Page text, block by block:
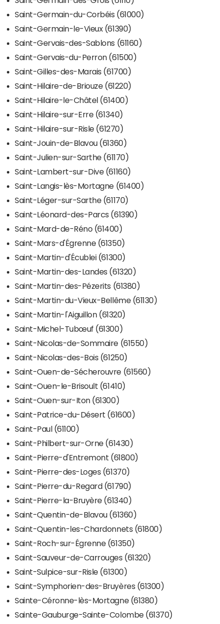
Saint-Germain-du-Corbéis (61000)
Saint-Germain-le-Vieux (61390)
Saint-Gervais-des-Sablons (61160)
Saint-Gervais-du-Perron (61500)
Saint-Gilles-des-Marais (61700)
Saint-Hilaire-de-Briouze (61220)
Saint-Hilaire-le-Châtel (61400)
Saint-Hilaire-sur-Erre (61340)
Saint-Hilaire-sur-Risle (61270)
Saint-Jouin-de-Blavou (61360)
Saint-Julien-sur-Sarthe (61170)
Saint-Lambert-sur-Dive (61160)
Saint-Langis-lès-Mortagne (61400)
Saint-Léger-sur-Sarthe (61170)
Saint-Léonard-des-Parcs (61390)
Saint-Mard-de-Réno (61400)
Saint-Mars-d'Égrenne (61350)
Saint-Martin-d'Écublei (61300)
Saint-Martin-des-Landes (61320)
Saint-Martin-des-Pézerits (61380)
Saint-Martin-du-Vieux-Bellême (61130)
Saint-Martin-l'Aiguillon (61320)
Saint-Michel-Tubœuf (61300)
Saint-Nicolas-de-Sommaire (61550)
Saint-Nicolas-des-Bois (61250)
Saint-Ouen-de-Sécherouvre (61560)
Saint-Ouen-le-Brisoult (61410)
Saint-Ouen-sur-Iton (61300)
Saint-Patrice-du-Désert (61600)
Saint-Paul (61100)
Saint-Philbert-sur-Orne (61430)
Saint-Pierre-d'Entremont (61800)
Saint-Pierre-des-Loges (61370)
Saint-Pierre-du-Regard (61790)
Saint-Pierre-la-Bruyère (61340)
Saint-Quentin-de-Blavou (61360)
Saint-Quentin-les-Chardonnets (61800)
Saint-Roch-sur-Égrenne (61350)
Saint-Sauveur-de-Carrouges (61320)
Saint-Sulpice-sur-Risle (61300)
Saint-Symphorien-des-Bruyères (61300)
Sainte-Céronne-lès-Mortagne (61380)
Sainte-Gauburge-Sainte-Colombe (61370)